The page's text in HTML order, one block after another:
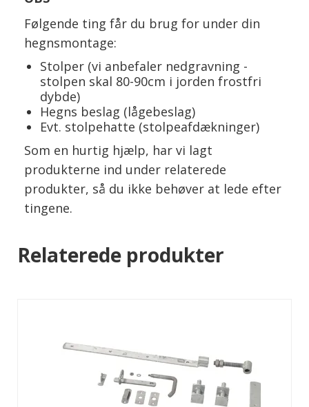
Følgende ting får du brug for under din
hegnsmontage:
Stolper (vi anbefaler nedgravning -
stolpen skal 80-90cm i jorden frostfri
dybde)
Hegns beslag (lågebeslag)
Evt. stolpehatte (stolpeafdækninger)
Som en hurtig hjælp, har vi lagt
produkterne ind under relaterede
produkter, så du ikke behøver at lede efter
tingene.
Relaterede produkter